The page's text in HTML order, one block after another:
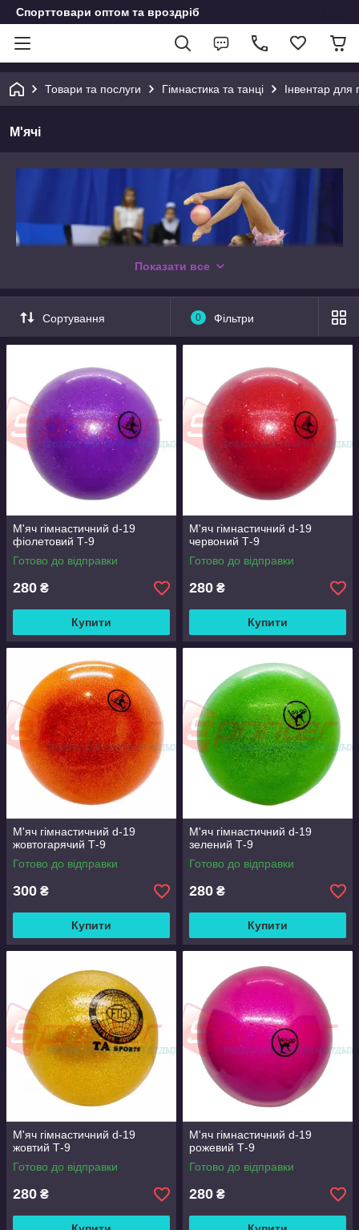
Спорттовари оптом та вроздріб
Товари та послуги Гімнастика та танці Інвентар для
М'ячі
Показати все
Сортування 0 Фільтри
М'яч гімнастичний d-19
фіолетовий Т-9
Готово до відправки
280 ₴
Купити
М'яч гімнастичний d-19
червоний Т-9
Готово до відправки
280 ₴
Купити
М'яч гімнастичний d-19
жовтогарячий Т-9
Готово до відправки
300 ₴
Купити
М'яч гімнастичний d-19
зелений Т-9
Готово до відправки
280 ₴
Купити
М'яч гімнастичний d-19
жовтий Т-9
Готово до відправки
280 ₴
М'яч гімнастичний d-19
рожевий Т-9
Готово до відправки
280 ₴